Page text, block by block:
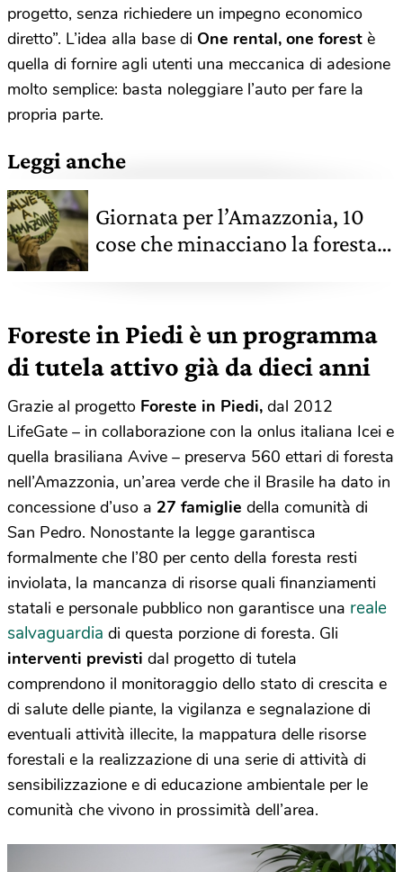
progetto, senza richiedere un impegno economico
diretto”. L’idea alla base di One rental, one forest è
quella di fornire agli utenti una meccanica di adesione
molto semplice: basta noleggiare l’auto per fare la
propria parte.
Leggi anche
Giornata per l’Amazzonia, 10
cose che minacciano la foresta
Foreste in Piedi è un programma
di tutela attivo già da dieci anni
Grazie al progetto Foreste in Piedi, dal 2012
LifeGate – in collaborazione con la onlus italiana Icei e
quella brasiliana Avive – preserva 560 ettari di foresta
nell’Amazzonia, un’area verde che il Brasile ha dato in
concessione d’uso a 27 famiglie della comunità di
San Pedro. Nonostante la legge garantisca
formalmente che l’80 per cento della foresta resti
inviolata, la mancanza di risorse quali finanziamenti
statali e personale pubblico non garantisce una reale
salvaguardia di questa porzione di foresta. Gli
interventi previsti dal progetto di tutela
comprendono il monitoraggio dello stato di crescita e
di salute delle piante, la vigilanza e segnalazione di
eventuali attività illecite, la mappatura delle risorse
forestali e la realizzazione di una serie di attività di
sensibilizzazione e di educazione ambientale per le
comunità che vivono in prossimità dell’area.